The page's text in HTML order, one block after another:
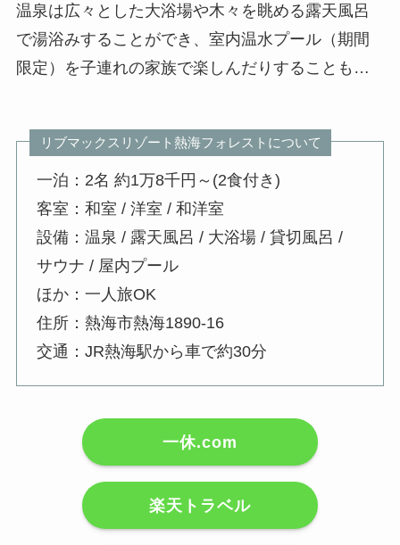
温泉は広々とした大浴場や木々を眺める露天風呂
で湯浴みすることができ、室内温水プール（期間
限定）を子連れの家族で楽しんだりすることも…
リブマックスリゾート熱海フォレストについて
一泊：2名 約1万8千円～(2食付き)
客室：和室 / 洋室 / 和洋室
設備：温泉 / 露天風呂 / 大浴場 / 貸切風呂 /
サウナ / 屋内プール
ほか：一人旅OK
住所：熱海市熱海1890-16
交通：JR熱海駅から車で約30分
一休.com
楽天トラベル